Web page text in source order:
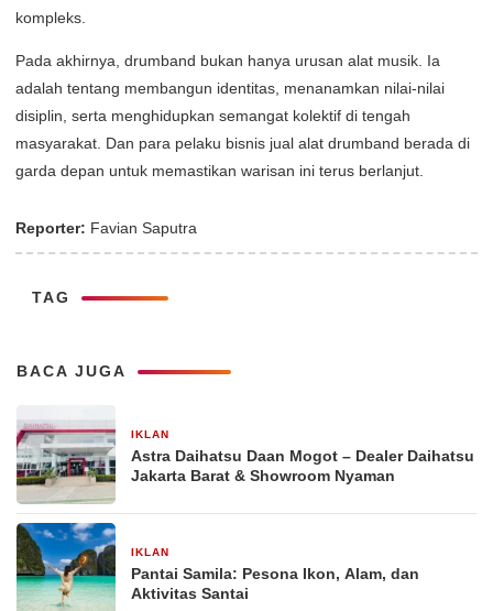
kompleks.
Pada akhirnya, drumband bukan hanya urusan alat musik. Ia
adalah tentang membangun identitas, menanamkan nilai-nilai
disiplin, serta menghidupkan semangat kolektif di tengah
masyarakat. Dan para pelaku bisnis jual alat drumband berada di
garda depan untuk memastikan warisan ini terus berlanjut.
Reporter: Favian Saputra
TAG
BACA JUGA
IKLAN
Astra Daihatsu Daan Mogot – Dealer Daihatsu
Jakarta Barat & Showroom Nyaman
IKLAN
Pantai Samila: Pesona Ikon, Alam, dan
Aktivitas Santai